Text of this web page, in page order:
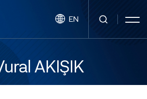
EN
AKIŞIK